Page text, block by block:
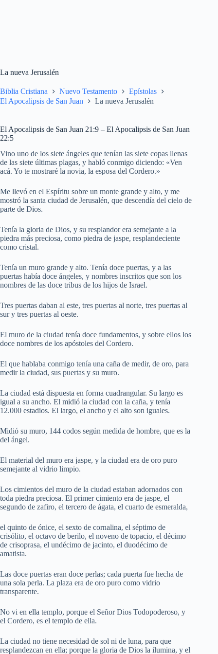
La nueva Jerusalén
Biblia Cristiana Nuevo Testamento
Epístolas
El Apocalipsis de San Juan
La nueva Jerusalén
El Apocalipsis de San Juan 21:9 – El Apocalipsis de San Juan
22:5
Vino uno de los siete ángeles que tenían las siete copas llenas
de las siete últimas plagas, y habló conmigo diciendo: «Ven
acá. Yo te mostraré la novia, la esposa del Cordero.»
Me llevó en el Espíritu sobre un monte grande y alto, y me
mostró la santa ciudad de Jerusalén, que descendía del cielo de
parte de Dios.
Tenía la gloria de Dios, y su resplandor era semejante a la
piedra más preciosa, como piedra de jaspe, resplandeciente
como cristal.
Tenía un muro grande y alto. Tenía doce puertas, y a las
puertas había doce ángeles, y nombres inscritos que son los
nombres de las doce tribus de los hijos de Israel.
Tres puertas daban al este, tres puertas al norte, tres puertas al
sur y tres puertas al oeste.
El muro de la ciudad tenía doce fundamentos, y sobre ellos los
doce nombres de los apóstoles del Cordero.
El que hablaba conmigo tenía una caña de medir, de oro, para
medir la ciudad, sus puertas y su muro.
La ciudad está dispuesta en forma cuadrangular. Su largo es
igual a su ancho. El midió la ciudad con la caña, y tenía
12.000 estadios. El largo, el ancho y el alto son iguales.
Midió su muro, 144 codos según medida de hombre, que es la
del ángel.
El material del muro era jaspe, y la ciudad era de oro puro
semejante al vidrio limpio.
Los cimientos del muro de la ciudad estaban adornados con
toda piedra preciosa. El primer cimiento era de jaspe, el
segundo de zafiro, el tercero de ágata, el cuarto de esmeralda,
el quinto de ónice, el sexto de cornalina, el séptimo de
crisólito, el octavo de berilo, el noveno de topacio, el décimo
de crisoprasa, el undécimo de jacinto, el duodécimo de
amatista.
Las doce puertas eran doce perlas; cada puerta fue hecha de
una sola perla. La plaza era de oro puro como vidrio
transparente.
No vi en ella templo, porque el Señor Dios Todopoderoso, y
el Cordero, es el templo de ella.
La ciudad no tiene necesidad de sol ni de luna, para que
resplandezcan en ella; porque la gloria de Dios la ilumina, y el